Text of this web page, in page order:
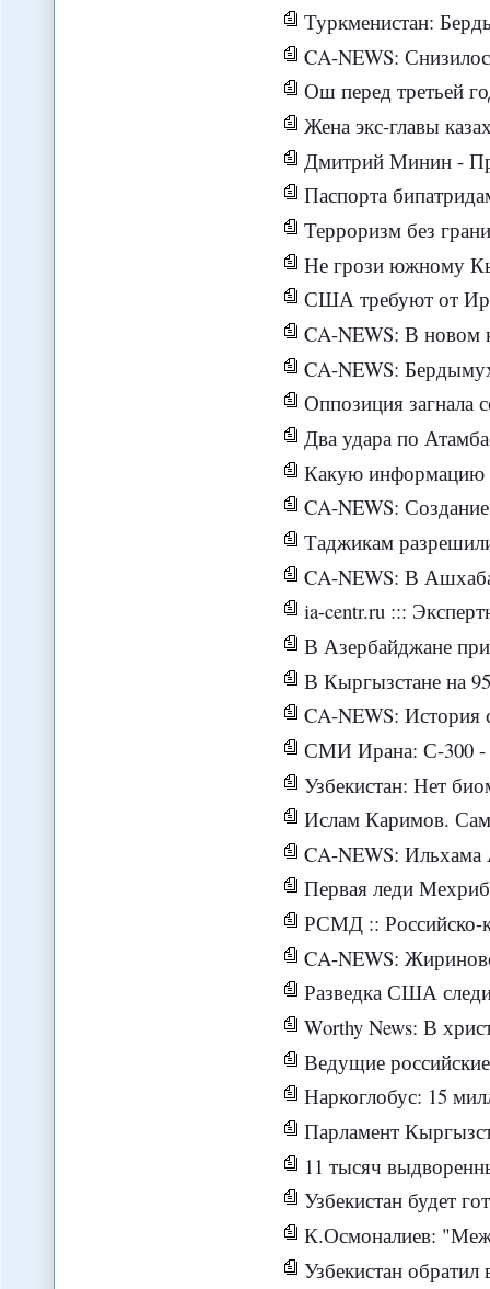
Туркменистан:
CA-NEWS:
Ош перед третьей
Жена экс-главы
Дмитрий Минин - Президентская
Паспорта
Терроризм без границ:
Не грози южному
США требуют от
CA-NEWS: В новом
CA-NEWS:
Оппозиция загнала
Два удара по
Какую информацию
CA-NEWS: Создание объединенной
Таджикам разрешили
CA-NEWS: В Ашхабаде
ia-centr.ru :::
В Азербайджане
В Кыргызстане на 95% заявлений о
CA-NEWS: История с разводом будет
СМИ Ирана: С-300 - ракетный
Узбекистан: Нет
Ислам Каримов. Самых
CA-NEWS: Ильхама
Первая леди Мехрибан Алиева
РСМД :: Российско-
CA-NEWS:
Разведка США
Worthy News: В христианских общинах в РК полагают, что арест
Ведущие российские эксперты о
Наркоглобус: 15 миллионов
Парламент Кыргызстана
11 тысяч выдворенных из
Узбекистан будет
К.Осмоналиев:
Узбекистан обратил